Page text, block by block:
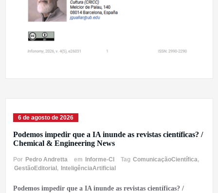
6 de agosto de 2026
Podemos impedir que a IA inunde as revistas científicas? /
Chemical & Engineering News
Por Pedro Andretta em Informe-CI Tag ComunicaçãoCientífica,
GestãoEditorial , InteligênciaArtificial
Podemos impedir que a IA inunde as revistas científicas? /